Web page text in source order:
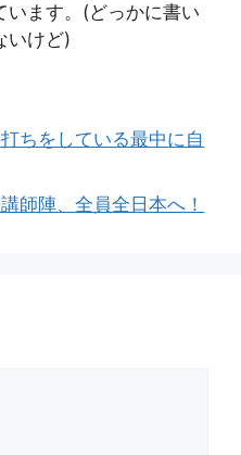
います。(どっかに書い
いけど)
ちをしている最中に自
師陣、全員全日本へ！